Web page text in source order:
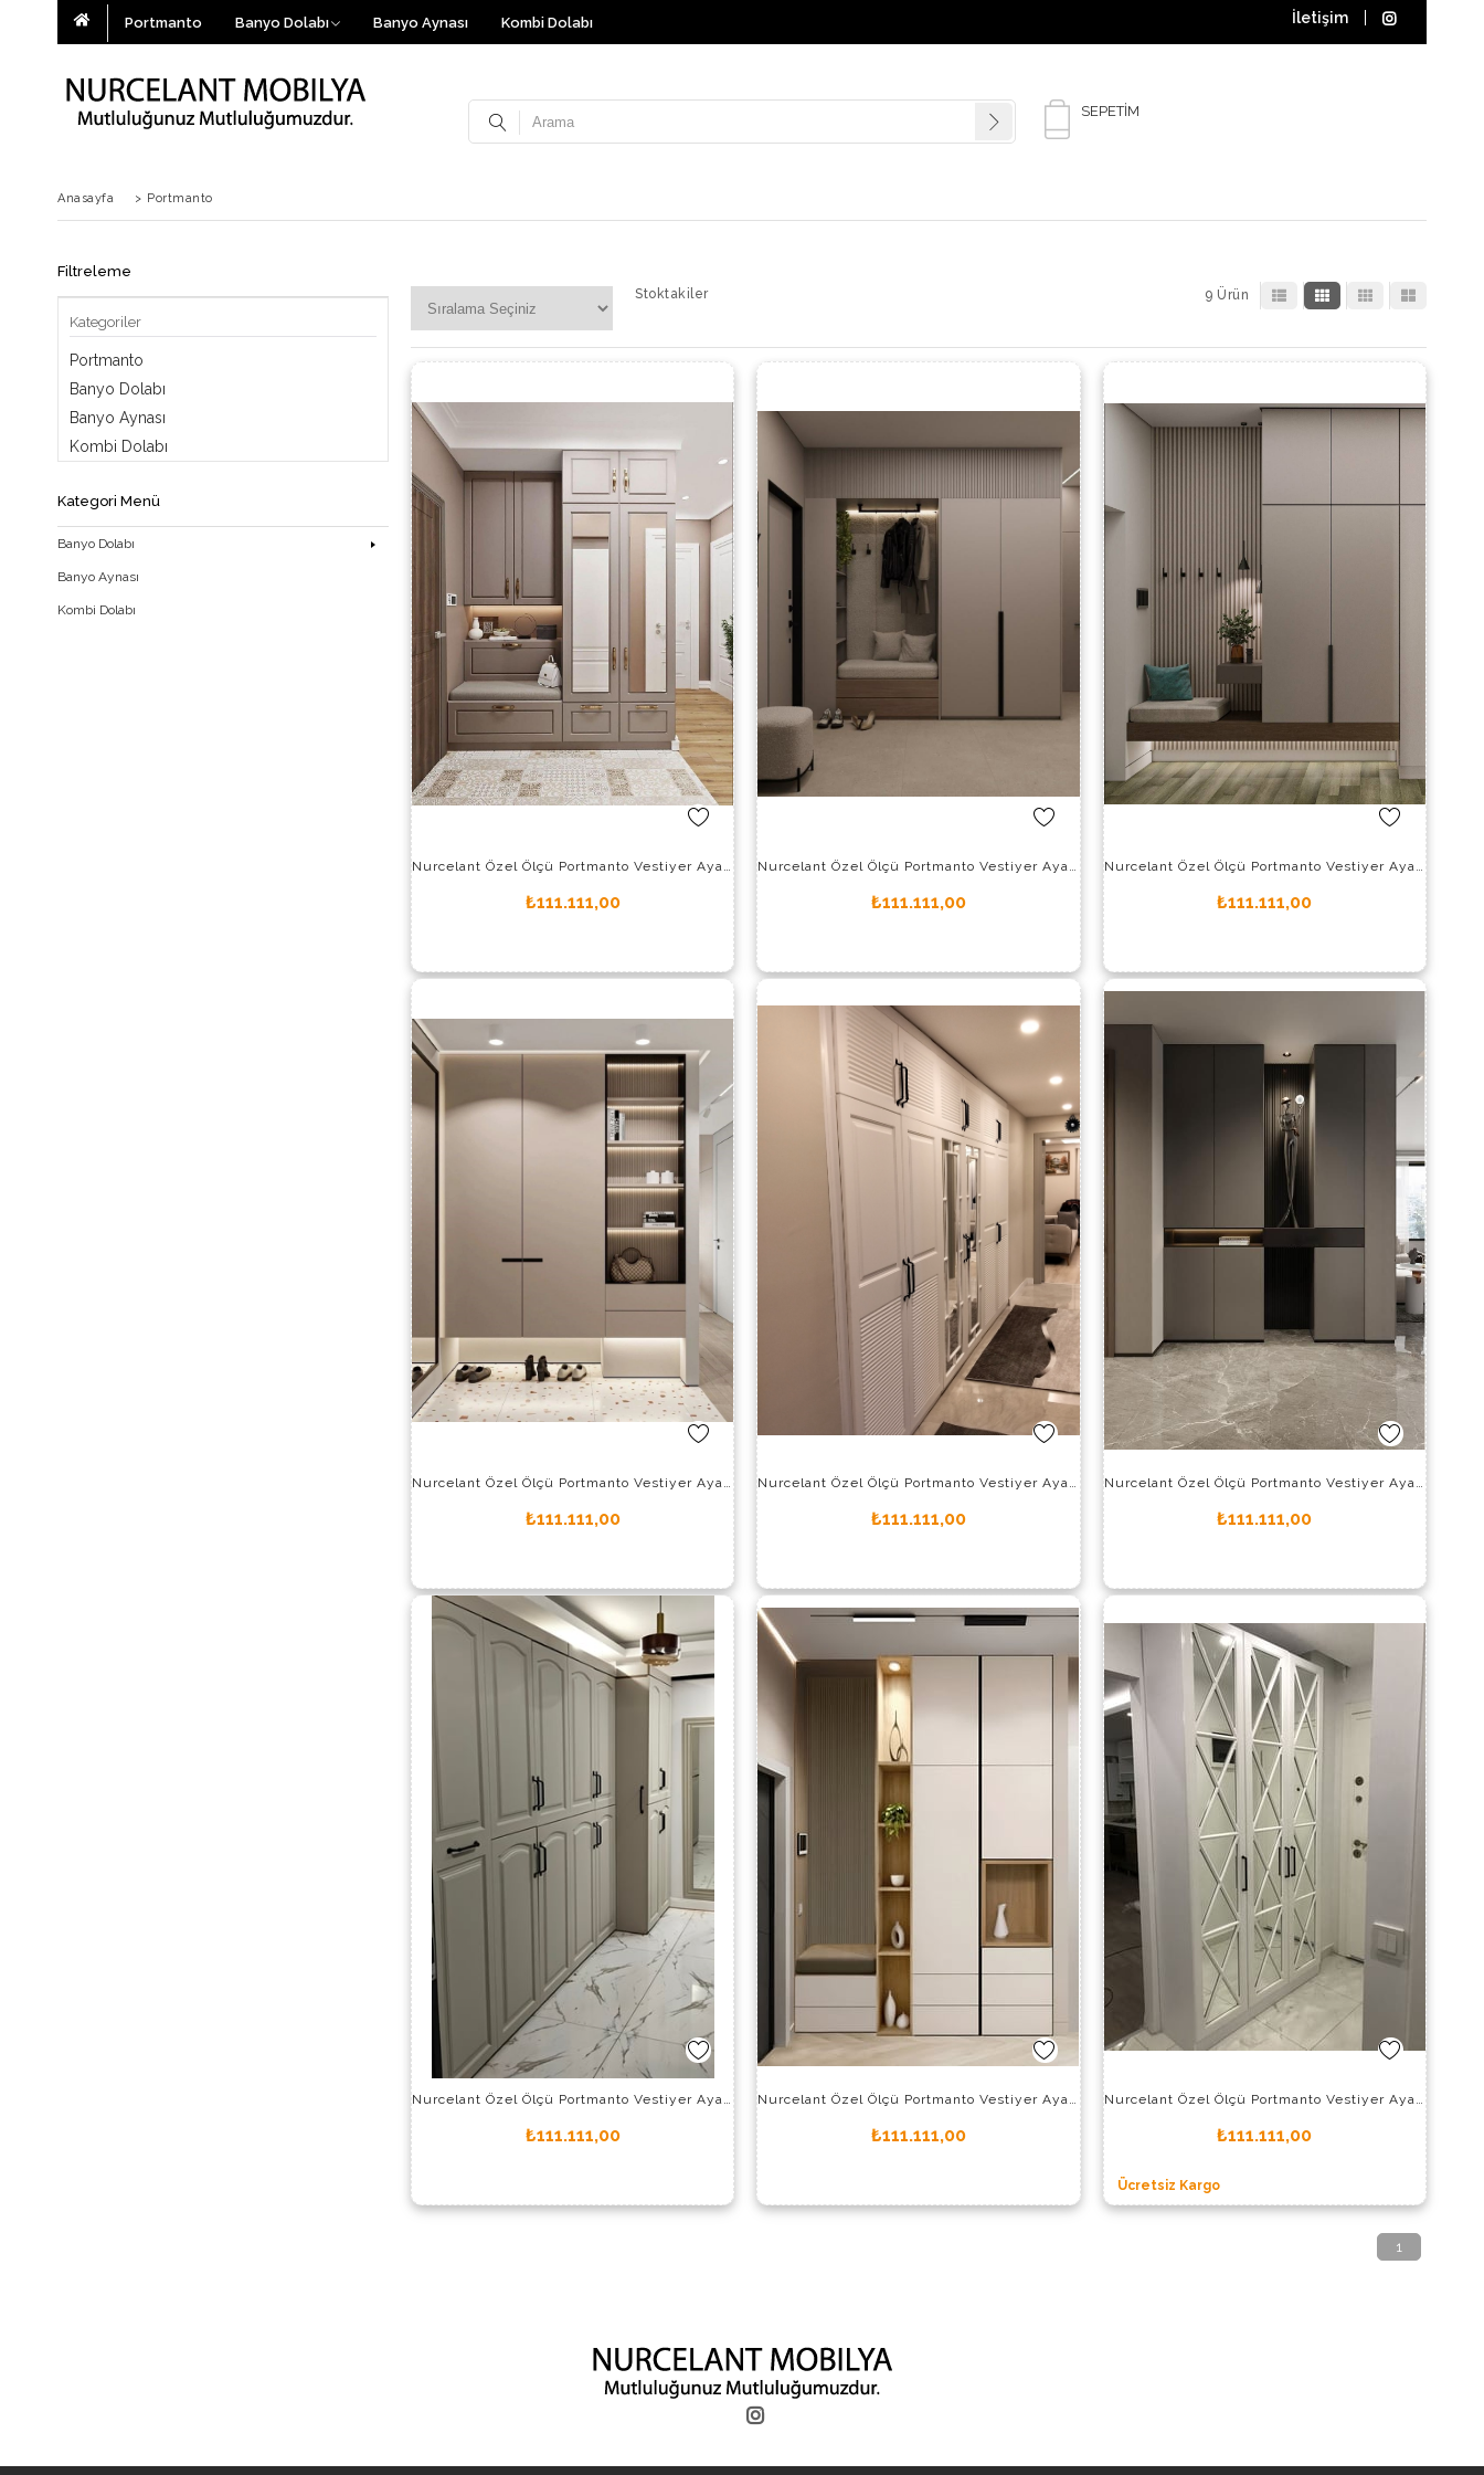
İletişim
SEPETIM
Portmanto Banyo Dolabı Banyo Aynası Kombi Dolabı
Anasayfa > Portmanto
Filtreleme
Kategoriler
Portmanto
Banyo Dolabı
Banyo Aynası
Kombi Dolabı
Kategori Menü
Banyo Dolabı
Banyo Aynası
Kombi Dolabı
Stoktakiler 9 Ürün
Nurcelant Özel Ölçü Portmanto Vestiyer Ayakkabılık 11621-P
₺111.111,00
Nurcelant Özel Ölçü Portmanto Vestiyer Ayakkabılık 11622-P
₺111.111,00
Nurcelant Özel Ölçü Portmanto Vestiyer Ayakkabılık 11623-P
₺111.111,00
Nurcelant Özel Ölçü Portmanto Vestiyer Ayakkabılık 11624-P
₺111.111,00
Nurcelant Özel Ölçü Portmanto Vestiyer Ayakkabılık Giysi Dolabı 11625-P
₺111.111,00
Nurcelant Özel Ölçü Portmanto Vestiyer Ayakkabılık Giysi Dolabı 11626-P
₺111.111,00
Nurcelant Özel Ölçü Portmanto Vestiyer Ayakkabılık Giysi Dolabı ve Kitaplık 11627-P
₺111.111,00
Nurcelant Özel Ölçü Portmanto Vestiyer Ayakkabılık 11628-P
₺111.111,00
Nurcelant Özel Ölçü Portmanto Vestiyer Ayakkabılık 11629-P
₺111.111,00
Ücretsiz Kargo
1